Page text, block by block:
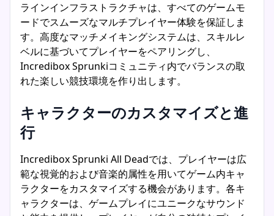
ラインインフラストラクチャは、すべてのゲームモ
ードでスムーズなマルチプレイヤー体験を保証しま
す。高度なマッチメイキングシステムは、スキルレ
ベルに基づいてプレイヤーをペアリングし、
Incredibox Sprunkiコミュニティ内でバランスの取
れた楽しい競技環境を作り出します。
キャラクターのカスタマイズと進
行
Incredibox Sprunki All Deadでは、プレイヤーは広
範な視覚的および音楽的属性を用いてゲーム内キャ
ラクターをカスタマイズする機会があります。各キ
ャラクターは、ゲームプレイにユニークなサウンド